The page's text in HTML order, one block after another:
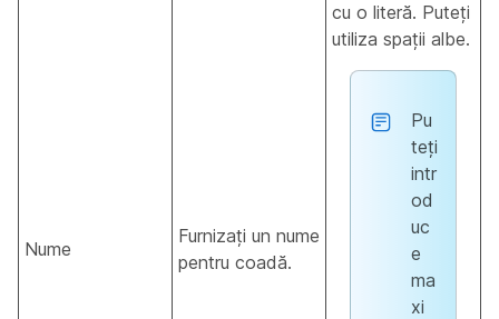
Nume
Furnizați un nume
pentru coadă.
cu o literă. Puteți
utiliza spații albe.
Pu
teți
intr
od
uc
e
ma
xi